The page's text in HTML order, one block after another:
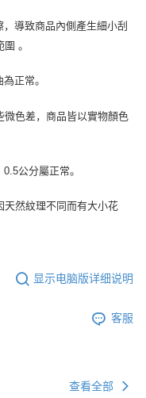
導致商品內側產生細小刮
。
正常。
微色差，商品皆以實物顏色
公分屬正常。
然紋理不同而有大小花
显示电脑版详细说明
客服
查看全部